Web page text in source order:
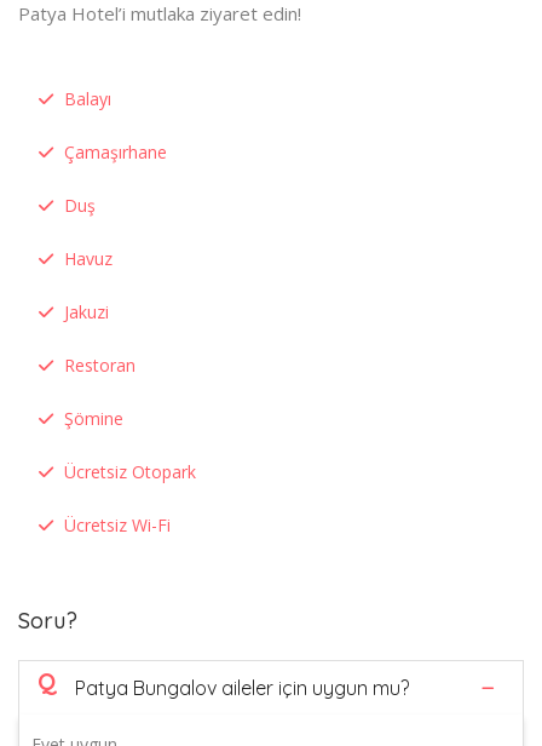
Patya Hotel’i mutlaka ziyaret edin!
Balayı
Çamaşırhane
Duş
Havuz
Jakuzi
Restoran
Şömine
Ücretsiz Otopark
Ücretsiz Wi-Fi
Soru?
Q Patya Bungalov aileler için uygun mu?